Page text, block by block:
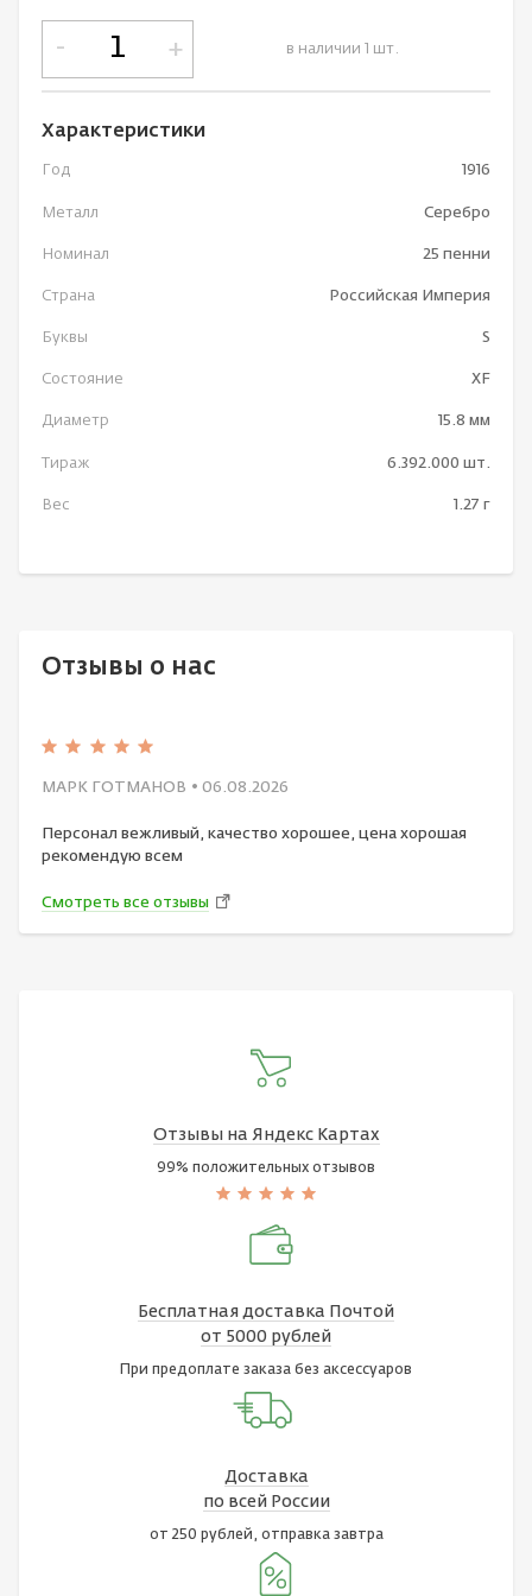
в наличии 1 шт.
- +
Характеристики
Год 1916
Металл Серебро
Номинал 25 пенни
Страна Российская Империя
Буквы S
Состояние XF
Диаметр 15.8 мм
Тираж 6.392.000 шт.
Вес 1.27 г
Отзывы о нас
МАРК ГОТМАНОВ • 06.08.2026
Персонал вежливый, качество хорошее, цена хорошая
рекомендую всем
Смотреть все отзывы
Отзывы на Яндекс Картах
99% положительных отзывов
Бесплатная доставка Почтой
от 5000 рублей
При предоплате заказа без аксессуаров
Доставка
по всей России
от 250 рублей, отправка завтра